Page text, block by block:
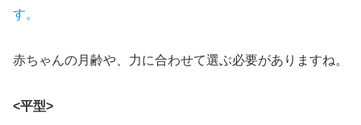
す。
赤ちゃんの月齢や、力に合わせて選ぶ必要がありますね。
<平型>